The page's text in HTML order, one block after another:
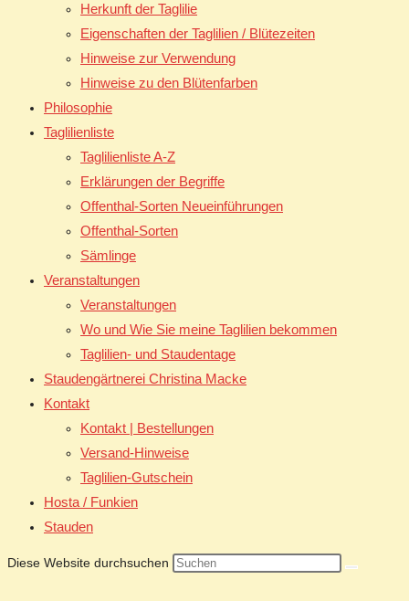
Herkunft der Taglilie
Eigenschaften der Taglilien / Blütezeiten
Hinweise zur Verwendung
Hinweise zu den Blütenfarben
Philosophie
Taglilienliste
Taglilienliste A-Z
Erklärungen der Begriffe
Offenthal-Sorten Neueinführungen
Offenthal-Sorten
Sämlinge
Veranstaltungen
Veranstaltungen
Wo und Wie Sie meine Taglilien bekommen
Taglilien- und Staudentage
Staudengärtnerei Christina Macke
Kontakt
Kontakt | Bestellungen
Versand-Hinweise
Taglilien-Gutschein
Hosta / Funkien
Stauden
Diese Website durchsuchen